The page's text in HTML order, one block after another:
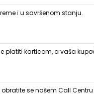
i u savršenom stanju.
platiti karticom, a vaša
se našem Call Centru